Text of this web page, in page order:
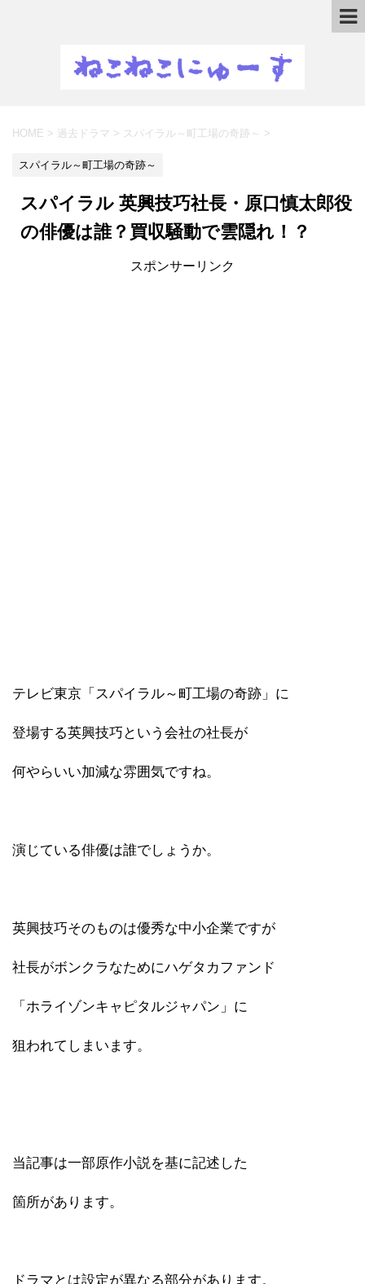
HOME > 過去ドラマ > スパイラル～町工場の奇跡～ >
スパイラル～町工場の奇跡～
スパイラル 英興技巧社長・原口慎太郎役
の俳優は誰？買収騒動で雲隠れ！？
スポンサーリンク
テレビ東京「スパイラル～町工場の奇跡」に
登場する英興技巧という会社の社長が
何やらいい加減な雰囲気ですね。
演じている俳優は誰でしょうか。
英興技巧そのものは優秀な中小企業ですが
社長がボンクラなためにハゲタカファンド
「ホライゾンキャピタルジャパン」に
狙われてしまいます。
当記事は一部原作小説を基に記述した
箇所があります。
ドラマとは設定が異なる部分があります。